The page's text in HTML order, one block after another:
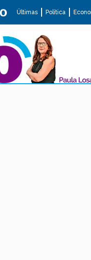
Últimas Política